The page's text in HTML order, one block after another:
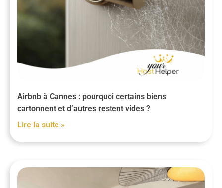
Airbnb à Cannes : pourquoi certains biens
cartonnent et d’autres restent vides ?
Lire la suite »